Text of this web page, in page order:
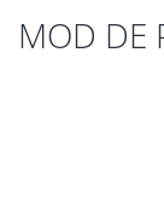
MOD DE